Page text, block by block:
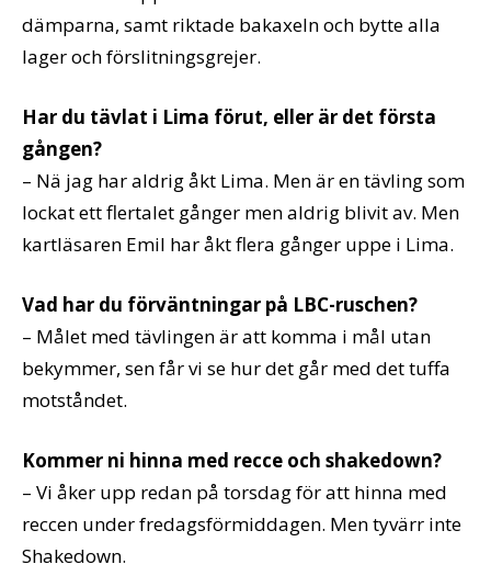
dämparna, samt riktade bakaxeln och bytte alla
lager och förslitningsgrejer.
Har du tävlat i Lima förut, eller är det första
gången?
– Nä jag har aldrig åkt Lima. Men är en tävling som
lockat ett flertalet gånger men aldrig blivit av. Men
kartläsaren Emil har åkt flera gånger uppe i Lima.
Vad har du förväntningar på LBC-ruschen?
– Målet med tävlingen är att komma i mål utan
bekymmer, sen får vi se hur det går med det tuffa
motståndet.
Kommer ni hinna med recce och shakedown?
– Vi åker upp redan på torsdag för att hinna med
reccen under fredagsförmiddagen. Men tyvärr inte
Shakedown.